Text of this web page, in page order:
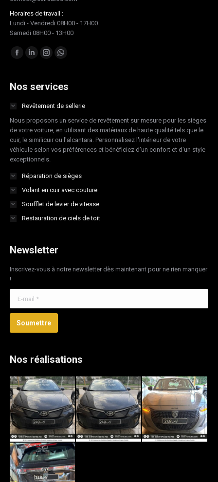
Horaires de travail :
Lundi - Vendredi 08H00 - 17H00
Samedi 08H00 - 13H00
Trouvez nous sur :
Facebook
opens
new
window
LinkedIn
opens
new
window
Instagram
opens
new
window
Whatsapp
opens
new
window
Nos services
Revêtement de sellerie
Nous proposons un service de revêtement sur mesure pour les sièges
de votre voiture, en utilisant des matériaux de haute qualité tels que le
cuir, le similicuir ou l'alcantara. Personnalisez l'intérieur de votre
véhicule selon vos préférences et bénéficiez d'un confort et d'un style
exceptionnels.
Réparation de sièges
Volant en cuir avec couture
Soufflet de levier de vitesse
Restauration de ciels de toit
Newsletter
Inscrivez-vous à notre newsletter dès maintenant pour ne rien manquer
!
Soumettre
Nos réalisations